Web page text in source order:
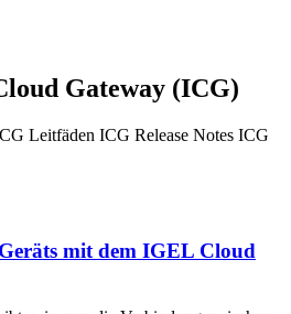
Gateway (ICG)
Leitfäden ICG Release Notes ICG
mit dem IGEL Cloud